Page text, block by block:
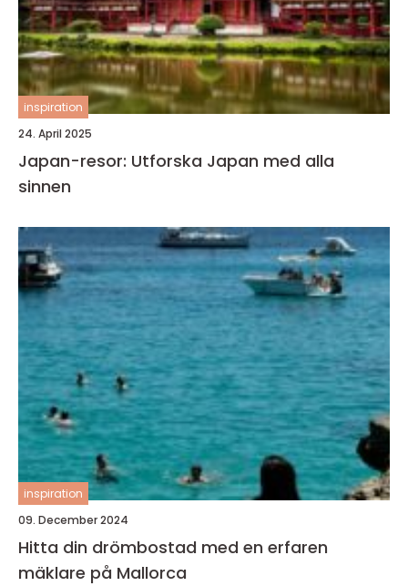
inspiration
24. April 2025
Japan-resor: Utforska Japan med alla
sinnen
inspiration
09. December 2024
Hitta din drömbostad med en erfaren
mäklare på Mallorca